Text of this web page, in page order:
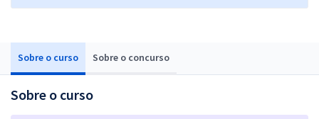
Sobre o curso Sobre o concurso
Sobre o curso